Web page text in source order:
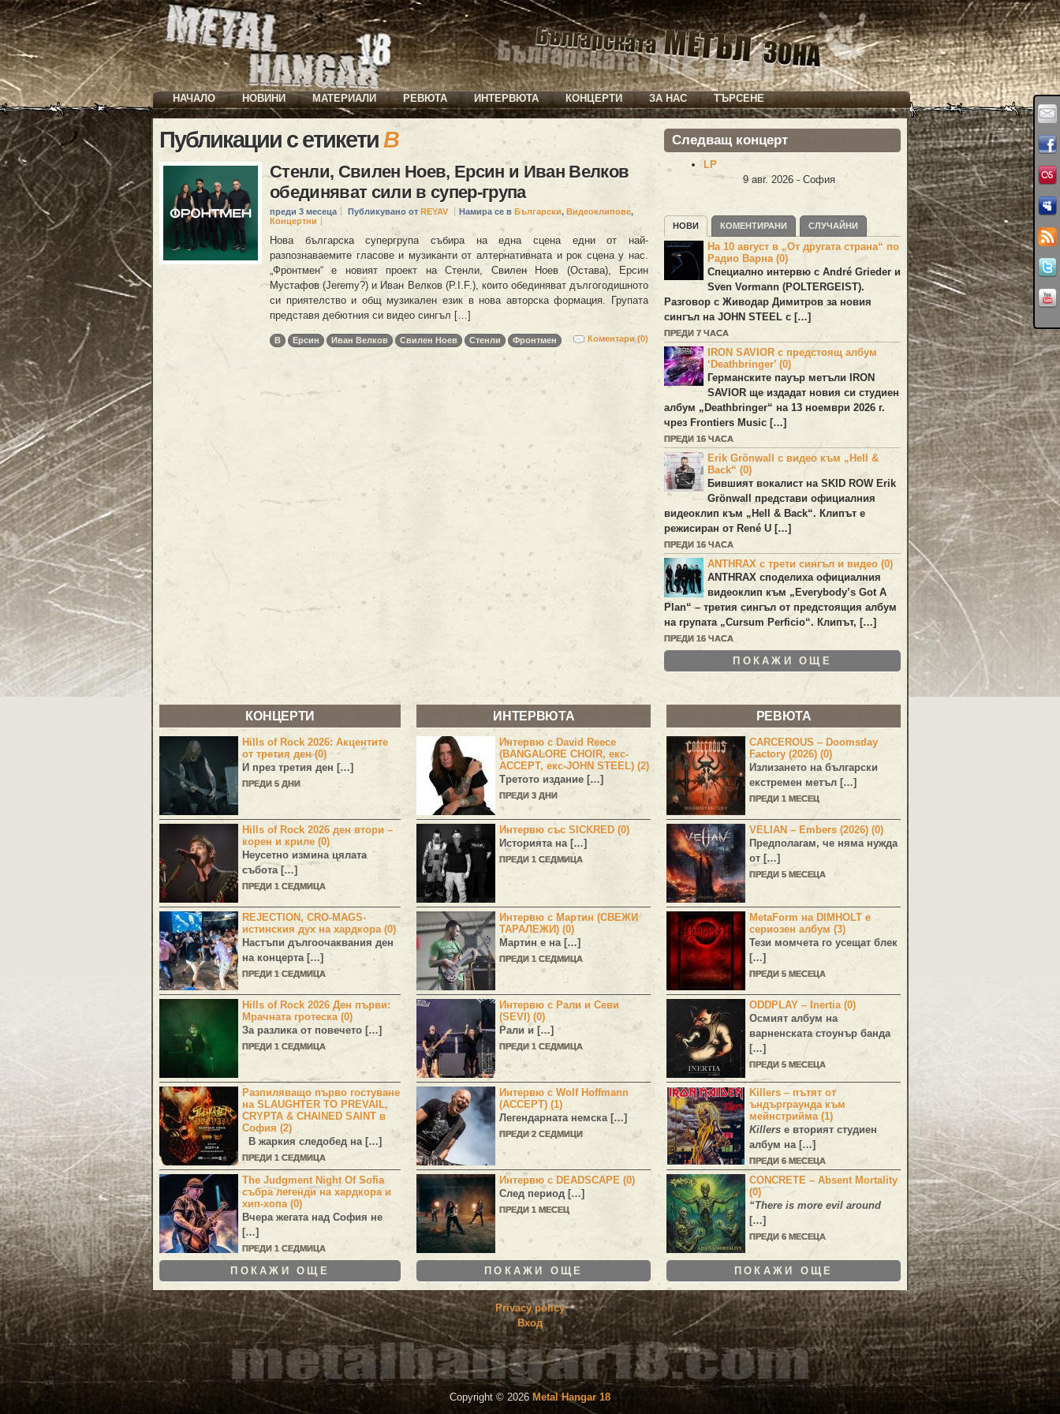
НАЧАЛО НОВИНИ МАТЕРИАЛИ РЕВЮТА ИНТЕРВЮТА КОНЦЕРТИ ЗА НАС ТЪРСЕНЕ
Публикации с етикетиB
Стенли, Свилен Ноев, Ерсин и Иван Велков
обединяват сили в супер-група
преди 3 месеца Публикувано от REYAV Намира се в Български, Видеоклипове,
Концертни
Нова българска супергрупа събира на една сцена едни от най-
разпознаваемите гласове и музиканти от алтернативната и рок сцена у нас.
„Фронтмен“ е новият проект на Стенли, Свилен Ноев (Остава), Ерсин
Мустафов (Jeremy?) и Иван Велков (P.I.F.), които обединяват дългогодишното
си приятелство и общ музикален език в нова авторска формация. Групата
представя дебютния си видео сингъл […]
Коментари (0)
B Ерсин Иван Велков Свилен Ноев Стенли Фронтмен
Следващ концерт
LP
9 авг. 2026 - София
НОВИ КОМЕНТИРАНИ СЛУЧАЙНИ
На 10 август в „От другата страна“ по
Радио Варна (0)
Специално интервю с André Grieder и
Sven Vormann (POLTERGEIST).
Разговор с Живодар Димитров за новия
сингъл на JOHN STEEL с […]
ПРЕДИ 7 ЧАСА
IRON SAVIOR с предстоящ албум
‘Deathbringer’ (0)
Германските пауър метъли
IRON
SAVIOR ще издадат новия си студиен
албум „ Deathbringer“ на 13 ноември 2026 г.
чрез Frontiers Music […]
ПРЕДИ 16 ЧАСА
Erik Grönwall с видео към „Hell &
Back“ (0)
Бившият вокалист на SKID ROW Erik
Grönwall
представи официалния
видеоклип към „Hell & Back“. Клипът е
режисиран от René U […]
ПРЕДИ 16 ЧАСА
ANTHRAX с трети сингъл и видео (0)
ANTHRAX споделиха официалния
видеоклип към „ Everybody’s Got A
Plan“ – третия сингъл от предстоящия албум
на групата „Cursum Perficio“. Клипът, […]
ПРЕДИ 16 ЧАСА
ПОКАЖИ ОЩЕ
КОНЦЕРТИ
Hills of Rock 2026: Акцентите
от третия ден (0)
И през третия ден […]
ПРЕДИ 5 ДНИ
Hills of Rock 2026 ден втори –
корен и криле (0)
Неусетно измина цялата
събота […]
ПРЕДИ 1 СЕДМИЦА
REJECTION, CRO-MAGS-
истинския дух на хардкора (0)
Настъпи дългоочаквания ден
на концерта […]
ПРЕДИ 1 СЕДМИЦА
Hills of Rock 2026 Ден първи:
Мрачната гротеска (0)
За разлика от повечето […]
ПРЕДИ 1 СЕДМИЦА
Разпиляващо първо гостуване
на SLAUGHTER TO PREVAIL,
CRYPTA & CHAINED SAINT в
София (2)
В жаркия следобед на […]
ПРЕДИ 1 СЕДМИЦА
The Judgment Night Of Sofia
събра легенди на хардкора и
хип-хопа (0)
Вчера жегата над София не
[…]
ПРЕДИ 1 СЕДМИЦА
ПОКАЖИ ОЩЕ
ИНТЕРВЮТА
Интервю с David Reece
(BANGALORE CHOIR, екс-
ACCEPT, екс-JOHN STEEL) (2)
Третото издание […]
ПРЕДИ 3 ДНИ
Интервю със SICKRED (0)
Историята на […]
ПРЕДИ 1 СЕДМИЦА
Интервю с Мартин (СВЕЖИ
ТАРАЛЕЖИ) (0)
Мартин е на […]
ПРЕДИ 1 СЕДМИЦА
Интервю с Рали и Севи
(SEVI) (0)
Рали и […]
ПРЕДИ 1 СЕДМИЦА
Интервю с Wolf Hoffmann
(ACCEPT) (1)
Легендарната немска […]
ПРЕДИ 2 СЕДМИЦИ
Интервю с DEADSCAPE (0)
След период […]
ПРЕДИ 1 МЕСЕЦ
ПОКАЖИ ОЩЕ
РЕВЮТА
CARCEROUS – Doomsday
Factory (2026) (0)
Излизането на български
екстремен метъл […]
ПРЕДИ 1 МЕСЕЦ
VELIAN – Embers (2026) (0)
Предполагам, че няма нужда
от […]
ПРЕДИ 5 МЕСЕЦА
MetaForm на DIMHOLT е
сериозен албум (3)
Тези момчета го усещат блек
[…]
ПРЕДИ 5 МЕСЕЦА
ODDPLAY – Inertia (0)
Осмият албум на
варненската стоунър банда
[…]
ПРЕДИ 5 МЕСЕЦА
Killers – пътят от
ъндърграунда към
мейнстрийма (1)
Killers е вторият студиен
албум на […]
ПРЕДИ 6 МЕСЕЦА
CONCRETE – Absent Mortality
(0)
“There is more evil around
[…]
ПРЕДИ 6 МЕСЕЦА
ПОКАЖИ ОЩЕ
Privacy policy
Вход
Copyright © 2026 Metal Hangar 18